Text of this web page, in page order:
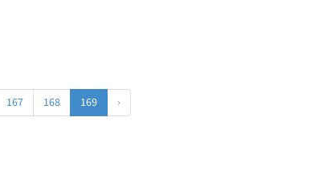
167 168 169 ›